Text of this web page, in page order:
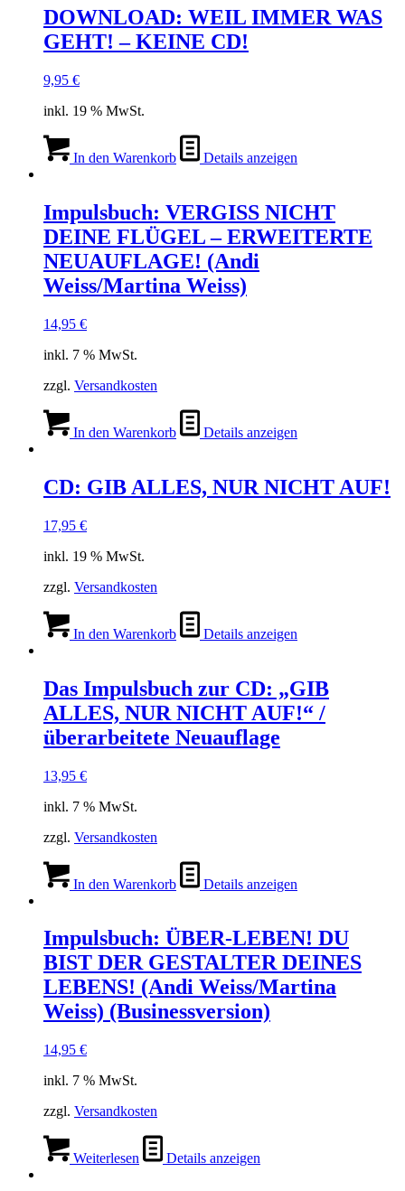
DOWNLOAD: WEIL IMMER WAS
GEHT! – KEINE CD!
9,95 €
inkl. 19 % MwSt.
In den Warenkorb Details anzeigen
Impulsbuch: VERGISS NICHT
DEINE FLÜGEL – ERWEITERTE
NEUAUFLAGE! (Andi
Weiss/Martina Weiss)
14,95 €
inkl. 7 % MwSt.
zzgl. Versandkosten
In den Warenkorb Details anzeigen
CD: GIB ALLES, NUR NICHT AUF!
17,95 €
inkl. 19 % MwSt.
zzgl. Versandkosten
In den Warenkorb Details anzeigen
Das Impulsbuch zur CD: „GIB
ALLES, NUR NICHT AUF!“ /
überarbeitete Neuauflage
13,95 €
inkl. 7 % MwSt.
zzgl. Versandkosten
In den Warenkorb Details anzeigen
Impulsbuch: ÜBER-LEBEN! DU
BIST DER GESTALTER DEINES
LEBENS! (Andi Weiss/Martina
Weiss) (Businessversion)
14,95 €
inkl. 7 % MwSt.
zzgl. Versandkosten
Weiterlesen Details anzeigen